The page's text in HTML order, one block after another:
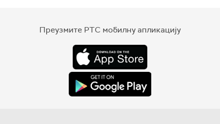
Преузмите РТС мобилну апликацију